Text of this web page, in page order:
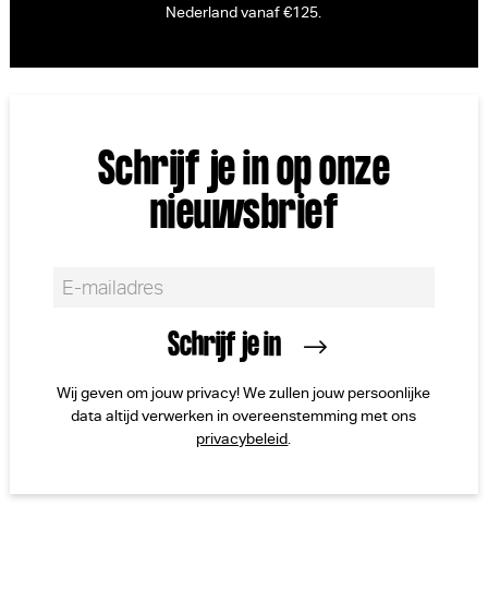
Nederland vanaf €125.
Schrijf je in op onze
nieuwsbrief
Wij geven om jouw privacy! We zullen jouw persoonlijke
data altijd verwerken in overeenstemming met ons
privacybeleid.